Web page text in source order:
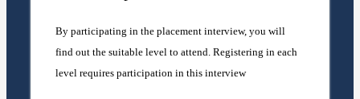
By participating in the placement interview, you will
find out the suitable level to attend. Registering in each
level requires participation in this interview